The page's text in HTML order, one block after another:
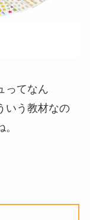
ってなん
いう教材なの